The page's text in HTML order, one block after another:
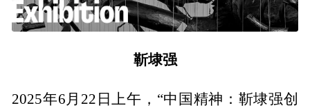
靳埭强
2025年6月22日上午，“中国精神：靳埭强创